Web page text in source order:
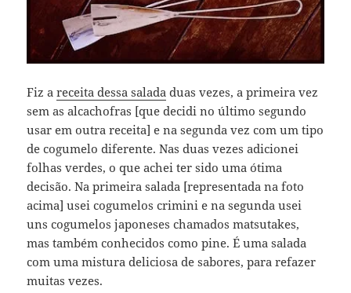
Fiz areceita dessa salada duas vezes, a primeira vez
sem as alcachofras [que decidi no último segundo
usar em outra receita] e na segunda vez com um tipo
de cogumelo diferente. Nas duas vezes adicionei
folhas verdes, o que achei ter sido uma ótima
decisão. Na primeira salada [representada na foto
acima] usei cogumelos crimini e na segunda usei
uns cogumelos japoneses chamados matsutakes,
mas também conhecidos como pine. É uma salada
com uma mistura deliciosa de sabores, para refazer
muitas vezes.